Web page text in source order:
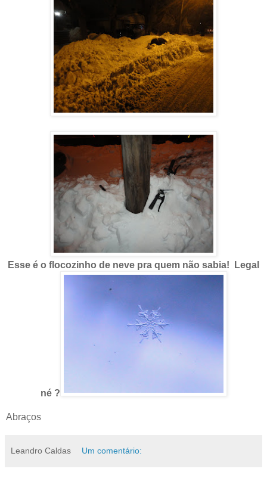
Esse é o flocozinho de neve pra quem não sabia! Legal
né ?
Abraços
Leandro Caldas Um comentário: